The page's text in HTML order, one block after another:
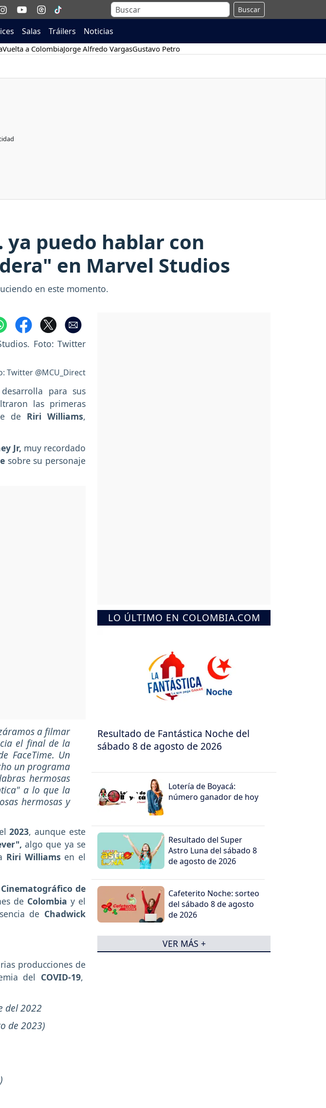
Buscar
Salas Tráilers Noticias
Vuelta a ColombiaJorge Alfredo VargasGustavo Petro
puedo hablar con
en Marvel Studios
en este momento.
Twitter @MCU_Direct
desarrolla para sus
las primeras
de Riri Williams,
Jr, muy recordado
sobre su personaje
a filmar
el final de la
FaceTime. Un
un programa
hermosas
a lo que la
hermosas y
2023, aunque este
algo que ya se
Riri Williams en el
de
de Colombia y el
de Chadwick
producciones de
del COVID-19,
del 2022
de 2023)
LO ÚLTIMO EN COLOMBIA.COM
Resultado de Fantástica Noche del
sábado 8 de agosto de 2026
Lotería de Boyacá:
número ganador de hoy
Resultado del Super
Astro Luna del sábado 8
de agosto de 2026
Cafeterito Noche: sorteo
del sábado 8 de agosto
de 2026
VER MÁS +